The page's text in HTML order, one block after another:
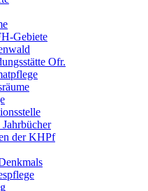
Gebiete
Ofr.
der KHPf